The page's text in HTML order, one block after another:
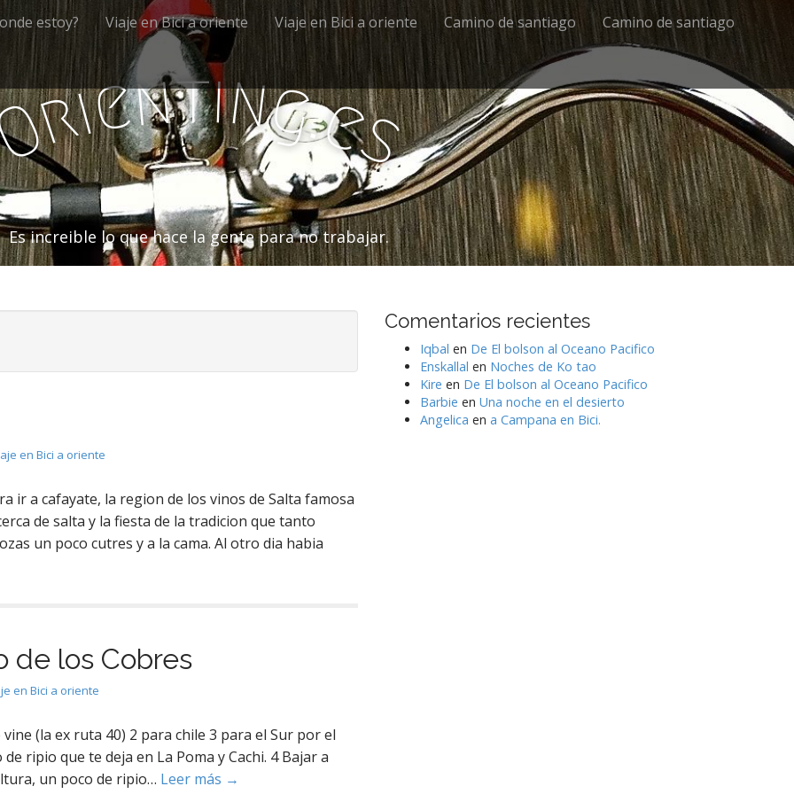
estoy? Viaje en Bici a oriente Viaje en Bici a oriente Camino de santiago Camino de santiago
r
ienting.
es
Es increible lo que hace la gente para no trabajar.
en Bici a oriente
ir a cafayate, la region de los vinos de Salta famosa
de salta y la fiesta de la tradicion que tanto
un poco cutres y a la cama. Al otro dia habia
de los Cobres
en Bici a oriente
(la ex ruta 40) 2 para chile 3 para el Sur por el
ripio que te deja en La Poma y Cachi. 4 Bajar a
un poco de ripio… Leer más →
Comentarios recientes
Iqbal en De El bolson al Oceano Pacifico
Enskallal en Noches de Ko tao
Kire en De El bolson al Oceano Pacifico
Barbie en Una noche en el desierto
Angelica en a Campana en Bici.